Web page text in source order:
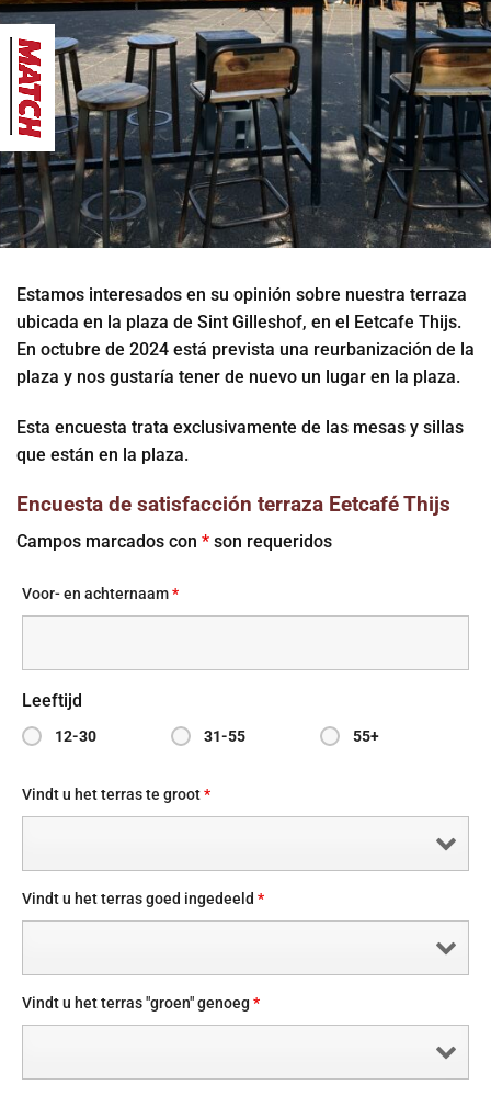
Estamos interesados en su opinión sobre nuestra terraza
ubicada en la plaza de Sint Gilleshof, en el Eetcafe Thijs.
En octubre de 2024 está prevista una reurbanización de la
plaza y nos gustaría tener de nuevo un lugar en la plaza.
Esta encuesta trata exclusivamente de las mesas y sillas
que están en la plaza.
Encuesta de satisfacción terraza Eetcafé Thijs
Campos marcados con * son requeridos
Voor- en achternaam*
Leeftijd
12-30 31-55 55+
Vindt u het terras te groot*
Vindt u het terras goed ingedeeld *
Vindt u het terras "groen" genoeg *